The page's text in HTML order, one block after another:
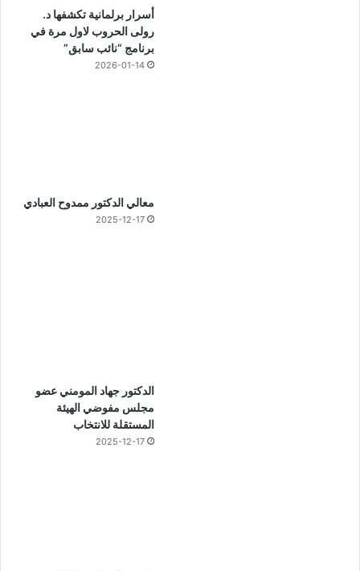
أسرار برلمانية تكشفها د.
رولى الحروب لاول مرة في
برنامج “نائب سابق”
2026-01-14
معالي الدكتور ممدوح العبادي
2025-12-17
الدكتور جهاد المومني عضو
مجلس مفوضي الهيئة
المستقلة للانتخاب
2025-12-17